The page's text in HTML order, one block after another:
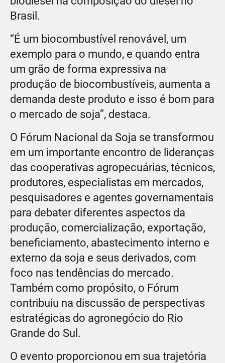
Brasil.
“É um biocombustível renovável, um
exemplo para o mundo, e quando entra
um grão de forma expressiva na
produção de biocombustíveis, aumenta a
demanda deste produto e isso é bom para
o mercado de soja”, destaca.
O Fórum Nacional da Soja se transformou
em um importante encontro de lideranças
das cooperativas agropecuárias, técnicos,
produtores, especialistas em mercados,
pesquisadores e agentes governamentais
para debater diferentes aspectos da
produção, comercialização, exportação,
beneficiamento, abastecimento interno e
externo da soja e seus derivados, com
foco nas tendências do mercado.
Também como propósito, o Fórum
contribuiu na discussão de perspectivas
estratégicas do agronegócio do Rio
Grande do Sul.
O evento proporcionou em sua trajetória